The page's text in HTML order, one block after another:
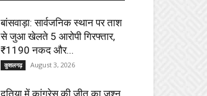
बांसवाड़ा: सार्वजनिक स्थान पर ताश
से जुआ खेलते 5 आरोपी गिरफ्तार,
₹1190 नकद और...
कुशलगढ़ August 3, 2026
दतिया में कांग्रेस की जीत का जश्न